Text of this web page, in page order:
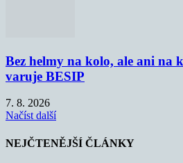
Bez helmy na kolo, ale ani na
varuje BESIP
7. 8. 2026
Načíst další
NEJČTENĚJŠÍ ČLÁNKY